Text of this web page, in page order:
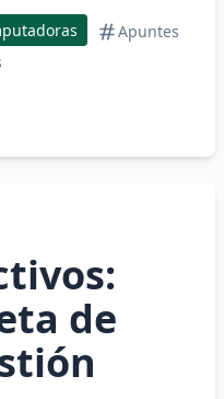
Apuntes
de